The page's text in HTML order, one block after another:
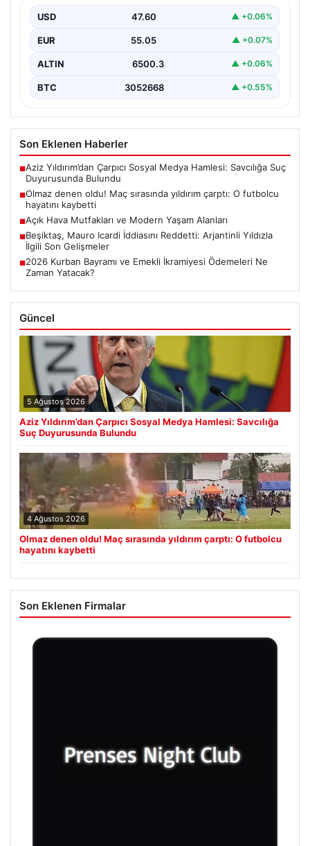
USD 47.60 ▲ +0.06%
EUR 55.05 ▲ +0.07%
ALTIN 6500.3 ▲ +0.06%
BTC 3052668 ▲ +0.55%
Son Eklenen Haberler
■Aziz Yıldırım’dan Çarpıcı Sosyal Medya Hamlesi: Savcılığa Suç
Duyurusunda Bulundu
■Olmaz denen oldu! Maç sırasında yıldırım çarptı: O futbolcu
hayatını kaybetti
■Açık Hava Mutfakları ve Modern Yaşam Alanları
■Beşiktaş, Mauro Icardi İddiasını Reddetti: Arjantinli Yıldızla
İlgili Son Gelişmeler
■2026 Kurban Bayramı ve Emekli İkramiyesi Ödemeleri Ne
Zaman Yatacak?
Güncel
5 Ağustos 2026
Aziz Yıldırım’dan Çarpıcı Sosyal Medya Hamlesi: Savcılığa
Suç Duyurusunda Bulundu
4 Ağustos 2026
Olmaz denen oldu! Maç sırasında yıldırım çarptı: O futbolcu
hayatını kaybetti
Son Eklenen Firmalar